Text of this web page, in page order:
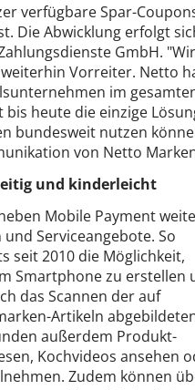
verfügbare Spar-
Die Abwicklung erfolgt
GmbH.
Vorreiter. Netto
im
heute die einzige
bundesweit nutzen
von Netto
und kinderleicht
Mobile Payment
Serviceangebote. So
seit 2010 die Möglichkeit,
Smartphone zu erstellen
das Scannen der auf
Artikeln
außerdem Produkt-
Kochvideos ansehen
Zudem können